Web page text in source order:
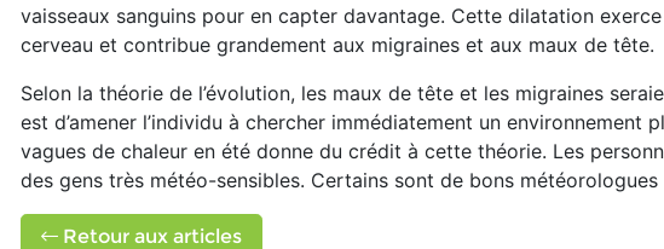
vaisseaux sanguins pour en capter davantage. Cette dilatation
cerveau et contribue grandement aux migraines et aux maux de tête.
Selon la théorie de l’évolution, les maux de tête et les migraines
est d’amener l’individu à chercher immédiatement un
vagues de chaleur en été donne du crédit à cette théorie. Les
des gens très météo-sensibles. Certains sont de bons météorologues
Retour aux articles